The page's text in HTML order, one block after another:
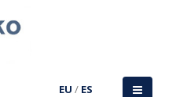
EU / ES